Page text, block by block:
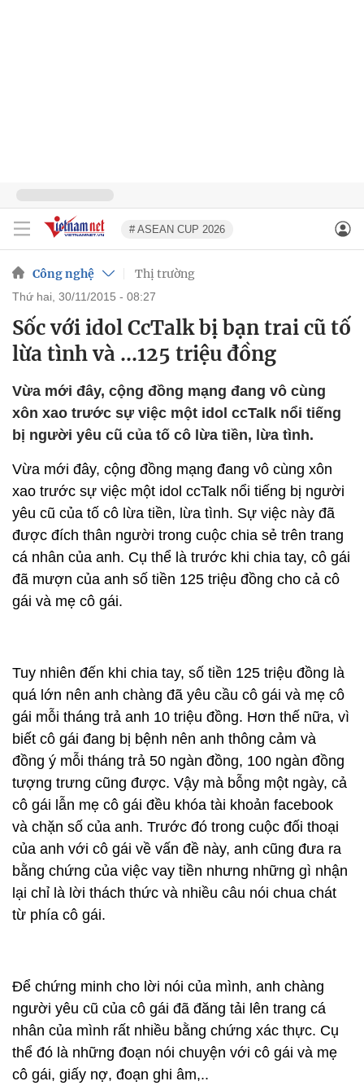
# ASEAN CUP 2026
Công nghệ Thị trường
thứ hai, 30/11/2015 - 08:27
Sốc với idol CcTalk bị bạn trai cũ tố
lừa tình và ...125 triệu đồng
Vừa mới đây, cộng đồng mạng đang vô cùng
xôn xao trước sự việc một idol ccTalk nổi tiếng
bị người yêu cũ của tố cô lừa tiền, lừa tình.
Vừa mới đây, cộng đồng mạng đang vô cùng xôn
xao trước sự việc một idol ccTalk nổi tiếng bị người
yêu cũ của tố cô lừa tiền, lừa tình. Sự việc này đã
được đích thân người trong cuộc chia sẻ trên trang
cá nhân của anh. Cụ thể là trước khi chia tay, cô gái
đã mượn của anh số tiền 125 triệu đồng cho cả cô
gái và mẹ cô gái.
Tuy nhiên đến khi chia tay, số tiền 125 triệu đồng là
quá lớn nên anh chàng đã yêu cầu cô gái và mẹ cô
gái mỗi tháng trả anh 10 triệu đồng. Hơn thế nữa, vì
biết cô gái đang bị bệnh nên anh thông cảm và
đồng ý mỗi tháng trả 50 ngàn đồng, 100 ngàn đồng
tượng trưng cũng được. Vậy mà bỗng một ngày, cả
cô gái lẫn mẹ cô gái đều khóa tài khoản facebook
và chặn số của anh. Trước đó trong cuộc đối thoại
của anh với cô gái về vấn đề này, anh cũng đưa ra
bằng chứng của việc vay tiền nhưng những gì nhận
lại chỉ là lời thách thức và nhiều câu nói chua chát
từ phía cô gái.
Để chứng minh cho lời nói của mình, anh chàng
người yêu cũ của cô gái đã đăng tải lên trang cá
nhân của mình rất nhiều bằng chứng xác thực. Cụ
thể đó là những đoạn nói chuyện với cô gái và mẹ
cô gái, giấy nợ, đoạn ghi âm,..